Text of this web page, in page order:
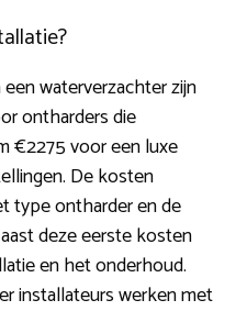
waterverzachter zijn
ontharders die
€2275 voor een luxe
De kosten
type ontharder en de
deze eerste kosten
en het onderhoud.
installateurs werken met